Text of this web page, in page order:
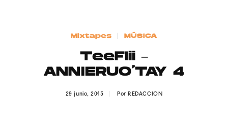
Mixtapes MÚSICA
TeeFlii –
ANNIERUO’TAY 4
29 junio, 2015 PorREDACCION